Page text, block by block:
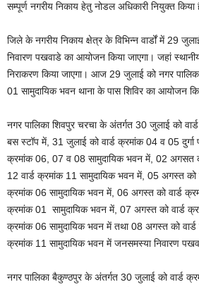
सम्पूर्ण नगरीय निकाय हेतु नोडल अधिकारी नियुक्त किया
जिले के नगरीय निकाय क्षेत्र के विभिन्न वार्डों में 29
निवारण पखवाडे का आयोजन किया जाएगा। जहां
निराकरण किया जाएगा। आज 29 जुलाई को नगर
01 सामुदायिक भवन थाना के पास शिविर का आयोजन
नगर पालिका शिवपुर चरचा के अंतर्गत 30 जुलाई को
बस स्टॉप में, 31 जुलाई को वार्ड क्रमांक 04 व 05
क्रमांक 06, 07 व 08 सामुदायिक भवन में, 02 अगसत
12 वार्ड क्रमांक 11 सामुदायिक भवन में, 05 अगस्त को
क्रमांक 06 सामुदायिक भवन में, 06 अगस्त को वार्ड
क्रमांक 01 सामुदायिक भवन में, 07 अगस्त को वार्ड
क्रमांक 06 सामुदायिक भवन में तथा 08 अगस्त को
क्रमांक 11 सामुदायिक भवन में जनसमस्या निवारण
नगर पालिका बैकुण्ठपुर के अंतर्गत 30 जुलाई को वार्ड